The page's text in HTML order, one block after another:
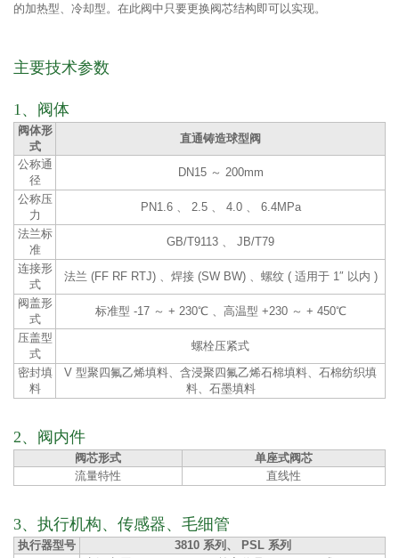
的加热型、冷却型。在此阀中只要更换阀芯结构即可以实现。
主要技术参数
1、阀体
阀体形
式
直通铸造球型阀
公称通
径
DN15 ～ 200mm
公称压
力
PN1.6 、 2.5 、 4.0 、 6.4MPa
法兰标
准
GB/T9113 、 JB/T79
连接形
式
法兰 (FF RF RTJ) 、焊接 (SW BW) 、螺纹 ( 适用于 1″ 以内 )
阀盖形
式
标准型 -17 ～ + 230℃ 、高温型 +230 ～ + 450℃
压盖型
式
螺栓压紧式
密封填
料
V 型聚四氟乙烯填料、含浸聚四氟乙烯石棉填料、石棉纺织填
料、石墨填料
2、阀内件
阀芯形式
单座式阀芯
流量特性
直线性
3、执行机构、传感器、毛细管
执行器型号
3810 系列、 PSL 系列